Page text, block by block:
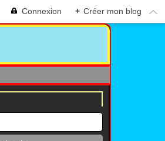
Connexion + Créer mon blog